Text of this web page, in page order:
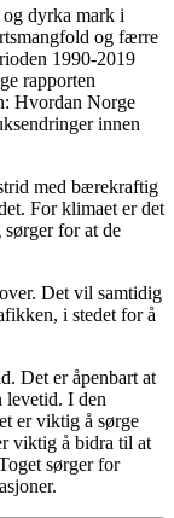
dyrka mark i
og færre
1990-2019
rapporten
Hvordan Norge
innen
med bærekraftig
For klimaet er det
sørger for at de
Det vil samtidig
i stedet for å
Det er åpenbart at
levetid. I den
er viktig å sørge
viktig å bidra til at
sørger for